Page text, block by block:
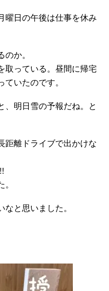
曜日の午後は仕事を休み
か。
取っている。昼間に帰宅
いたのです。
、明日雪の予報だね。と
距離ドライブで出かけな
と思いました。